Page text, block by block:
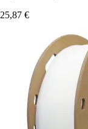
25,87 €